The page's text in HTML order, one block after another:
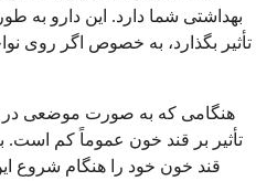
بهداشتی شما دارد. این دارو به
تأثیر بگذارد، به خصوص اگر روی
هنگامی که به صورت موضعی در
تأثیر بر قند خون عموماً کم است. با
قند خون خود را هنگام شروع